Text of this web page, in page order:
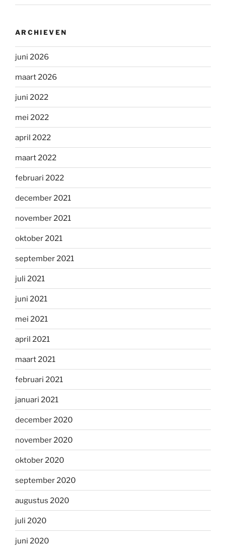
ARCHIEVEN
juni 2026
maart 2026
juni 2022
mei 2022
april 2022
maart 2022
februari 2022
december 2021
november 2021
oktober 2021
september 2021
juli 2021
juni 2021
mei 2021
april 2021
maart 2021
februari 2021
januari 2021
december 2020
november 2020
oktober 2020
september 2020
augustus 2020
juli 2020
juni 2020